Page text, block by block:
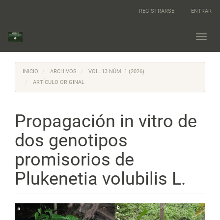
principal
Barra
lateral
REGISTRARSE ENTRAR
INICIO ARCHIVOS
VOL. 13 NÚM. 1 (2026)
ARTÍCULO ORIGINAL
Propagación in vitro de
dos genotipos
promisorios de
Plukenetia volubilis L.
Barra